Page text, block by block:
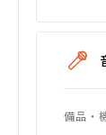
備品・